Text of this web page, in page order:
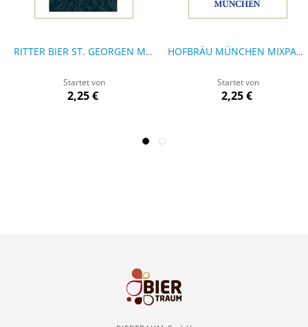
RITTER BIER ST. GEORGEN MIXPAKET
Startet von
2,25 €
HOFBRÄU MÜNCHEN MIXPAKET
Startet von
2,25 €